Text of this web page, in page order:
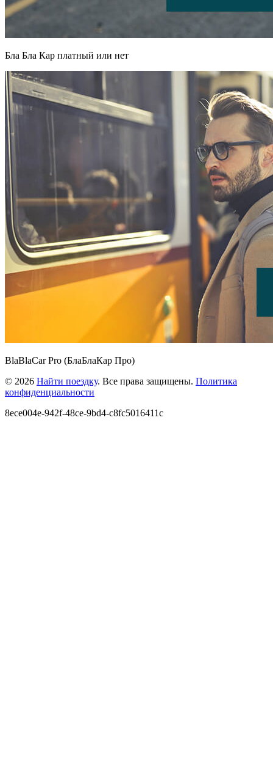
Бла Бла Кар платный или нет
BlaBlaCar Pro (БлаБлаКар Про)
© 2026 Найти поездку. Все права защищены. Политика
конфиденциальности
8ece004e-942f-48ce-9bd4-c8fc5016411c